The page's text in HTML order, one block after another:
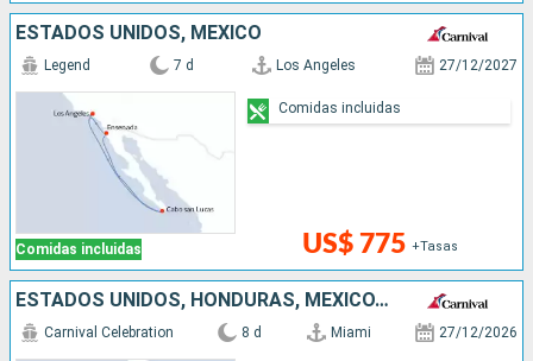
ESTADOS UNIDOS, MÉXICO
Comidas incluidas
Legend 7 d Los Angeles 27/12/2027
US$ 775 +Tasas
Comidas incluidas
ESTADOS UNIDOS, HONDURAS, MÉXICO, BAHAMAS
Carnival Celebration 8 d Miami 27/12/2026